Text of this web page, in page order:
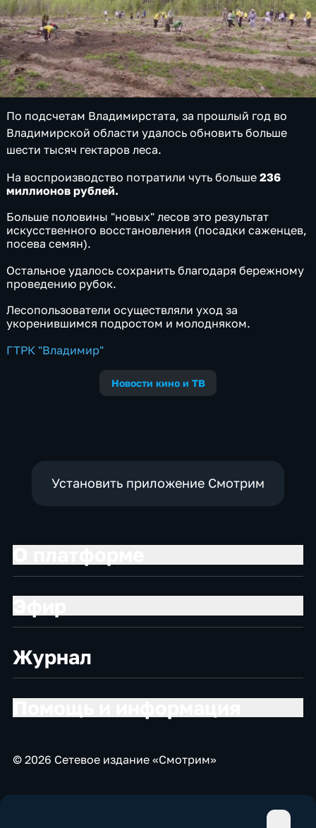
По подсчетам Владимирстата, за прошлый год во
Владимирской области удалось обновить больше
шести тысяч гектаров леса.
На воспроизводство потратили чуть больше236
миллионов рублей.
Больше половины "новых" лесов это результат
искусственного восстановления (посадки саженцев,
посева семян).
Остальное удалось сохранить благодаря бережному
проведению рубок.
Лесопользователи осуществляли уход за
укоренившимся подростом и молодняком.
ГТРК "Владимир"
Новости кино и ТВ
Установить приложение Смотрим
Журнал
© 2026 Сетевое издание «Смотрим»